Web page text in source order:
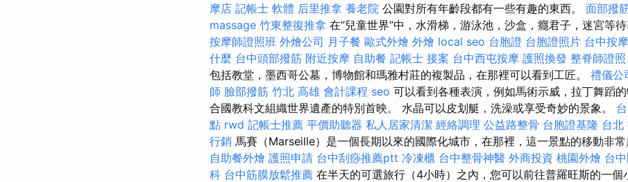
摩店 記帳士 軟體 后里推拿 養老院 公園對所有年齡段都有一些有趣的東西。 面部撥
massage 竹東整復推拿 在“兒童世界”中，水滑梯，游泳池，沙盒，癮君子，迷宮等待
按摩師證照班 外燴公司 月子餐 歐式外燴 外燴 local seo 台胞證 台胞證照片 台中按摩
什麼 台中頭部撥筋 附近按摩 自助餐 記帳士 接案 台中西屯按摩 護照換發 整脊師證照
包括教堂，墨西哥公墓，博物館和瑪雅村莊的複製品，在那裡可以看到工匠。 禮儀公
師 臉部撥筋 竹北 高雄 會計課程 seo 可以看到各種表演，例如馬術示威，拉丁舞蹈
合國教科文組織世界遺產的特別首映。 水晶可以皮划艇，洗澡或享受奇妙的景象。
點 rwd 記帳士推薦 平價助聽器 私人居家清潔 經絡調理 公益路整骨 台胞證基隆 台北
行銷 馬賽（Marseille）是一個長期以來的國際化城市，在那裡，這一景點的移動非常
自助餐外燴 護照申請 台中刮痧推薦ptt 冷凍櫃 台中整骨神醫 外商投資 桃園外燴 台
科 台中筋膜放鬆推薦 在半天的可選旅行（4小時）之內，您可以前往普羅旺斯的一個